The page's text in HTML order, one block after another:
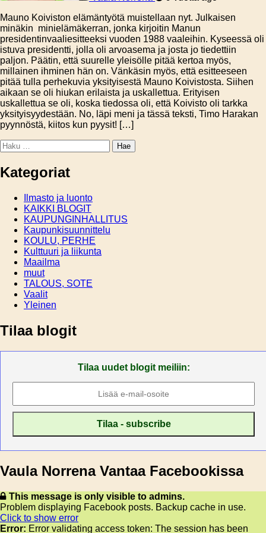
Mauno Koiviston elämäntyötä muistellaan nyt. Julkaisen
minäkin minielämäkerran, jonka kirjoitin Manun
presidentinvaaliesitteeksi vuoden 1988 vaaleihin. Kyseessä oli
istuva presidentti, jolla oli arvoasema ja josta jo tiedettiin
paljon. Päätin, että suurelle yleisölle pitää kertoa myös,
millainen ihminen hän on. Vänkäsin myös, että esitteeseen
pitää tulla perhekuvia yksityisestä Mauno Koivistosta. Siihen
aikaan se oli hiukan erilaista ja uskallettua. Erityisen
uskallettua se oli, koska tiedossa oli, että Koivisto oli tarkka
yksityisyydestään. No, läpi meni ja tässä teksti, Timo Harakan
pyynnöstä, kiitos kun pyysit! […]
Haku:
Kategoriat
Ilmasto ja luonto
KAIKKI BLOGIT
KAUPUNGINHALLITUS
Kaupunkisuunnittelu
KOULU, PERHE
Kulttuuri ja liikunta
Maailma
muut
TALOUS, SOTE
Vaalit
Yleinen
Tilaa blogit
Tilaa uudet blogit meiliin:
Vaula Norrena Vantaa Facebookissa
This message is only visible to admins.
Problem displaying Facebook posts. Backup cache in use.
Click to show error
Error: Error validating access token: The session has been